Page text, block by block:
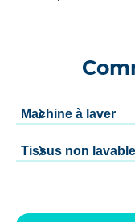
Machine à laver
Tissus non